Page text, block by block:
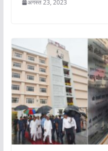
अगस्त 23, 2023